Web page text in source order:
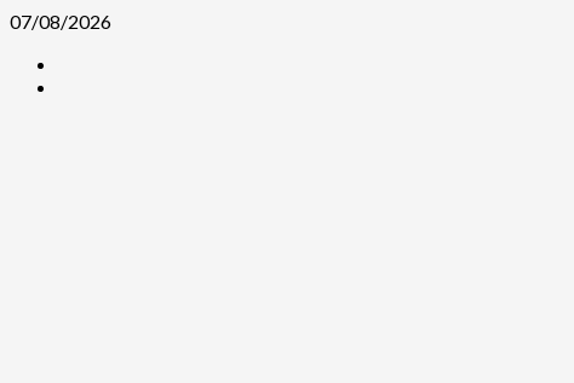
Skip
content
07/08/2026